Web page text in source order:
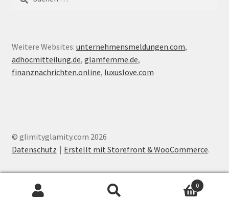
nach:
Weitere Websites: unternehmensmeldungen.com,
adhocmitteilung.de, glamfemme.de,
finanznachrichten.online, luxuslove.com
© glimityglamity.com 2026
Datenschutz
Erstellt mit Storefront & WooCommerce.
0